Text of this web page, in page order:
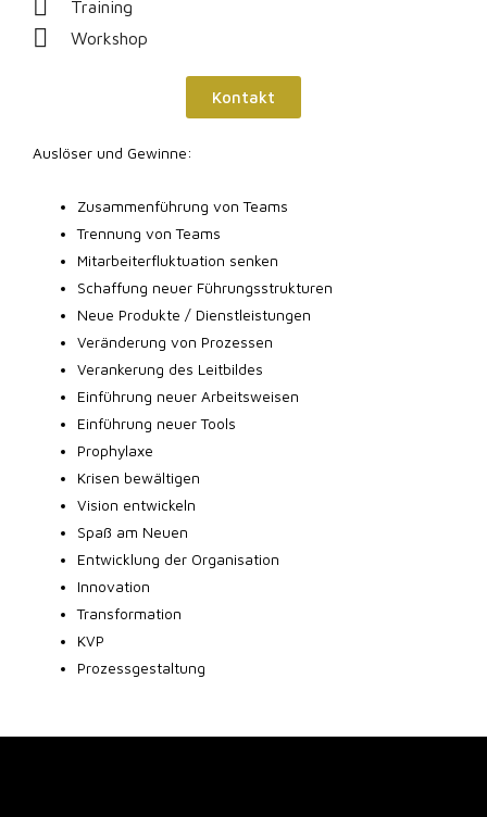
Training
Workshop
Kontakt
Auslöser und Gewinne:
Zusammenführung von Teams
Trennung von Teams
Mitarbeiterfluktuation senken
Schaffung neuer Führungsstrukturen
Neue Produkte / Dienstleistungen
Veränderung von Prozessen
Verankerung des Leitbildes
Einführung neuer Arbeitsweisen
Einführung neuer Tools
Prophylaxe
Krisen bewältigen
Vision entwickeln
Spaß am Neuen
Entwicklung der Organisation
Innovation
Transformation
KVP
Prozessgestaltung